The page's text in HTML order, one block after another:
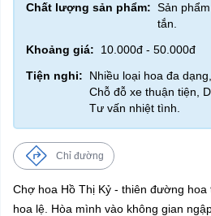
Chất lượng sản phẩm: Sản
tắn.
Khoảng giá:
10.000đ - 50.000đ
Tiện nghi:
Nhiều loại hoa đa
Chỗ đỗ xe thuận tiện,
Tư vấn nhiệt tình.
Chỉ đường
Chợ hoa Hồ Thị Kỷ - thiên đường
hoa lệ. Hòa mình vào không gian